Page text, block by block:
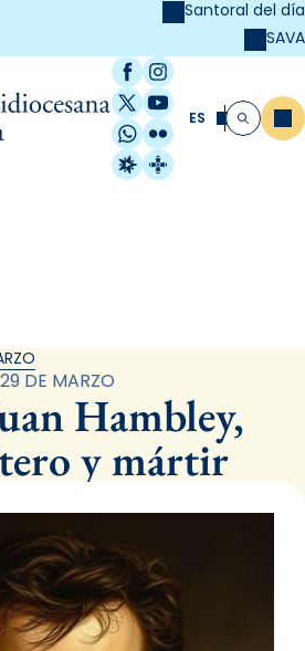
Santoral del día
SAVA
Facebook
Instagram
X / Twitter
YouTube
WhatsApp
Flickr
Radio Estel
Catalunya
ES Buscar
29 DE MARZO
Hambley,
y mártir